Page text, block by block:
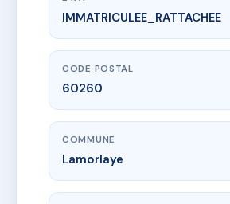
www.vme.plus/AB7826233
RU SAINT MARTIN
10 av de la liberation
IMMATRICULEE_RATTACHEE
CODE POSTAL
60260
COMMUNE
Lamorlaye